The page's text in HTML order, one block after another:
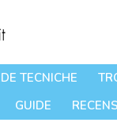
TECNICHE
GUIDE